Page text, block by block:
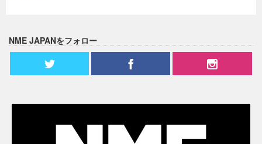
NME JAPANをフォロー